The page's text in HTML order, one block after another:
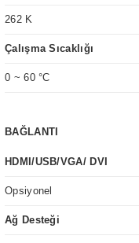
262 K
Çalışma Sıcaklığı
0 ~ 60 °C
BAĞLANTI
HDMI/USB/VGA/ DVI
Opsiyonel
Ağ Desteği